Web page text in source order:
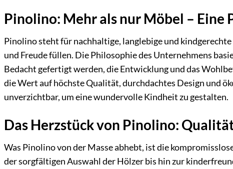
Pinolino: Mehr als nur Möbel –
Pinolino steht für nachhaltige, langlebige und
und Freude füllen. Die Philosophie des Unternehmens
Bedacht gefertigt werden, die Entwicklung und das
die Wert auf höchste Qualität, durchdachtes Design und
unverzichtbar, um eine wundervolle Kindheit zu gestalten.
Das Herzstück von Pinolino:
Was Pinolino von der Masse abhebt, ist die
der sorgfältigen Auswahl der Hölzer bis hin zur